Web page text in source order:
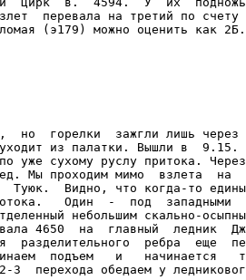
перевала на третий по счету
(э179) можно оценить как 2Б.
но  горелки  зажгли лишь через
уходит из палатки. Вышли в
уже сухому руслу притока.
Мы проходим мимо  взлета  на
Туюк.  Видно, что когда-то
Один  -  под  западными
небольшим скально-
4650  на  главный  ледник
разделительного  ребра  еще
подъем   и   начинается
3  перехода обедаем у